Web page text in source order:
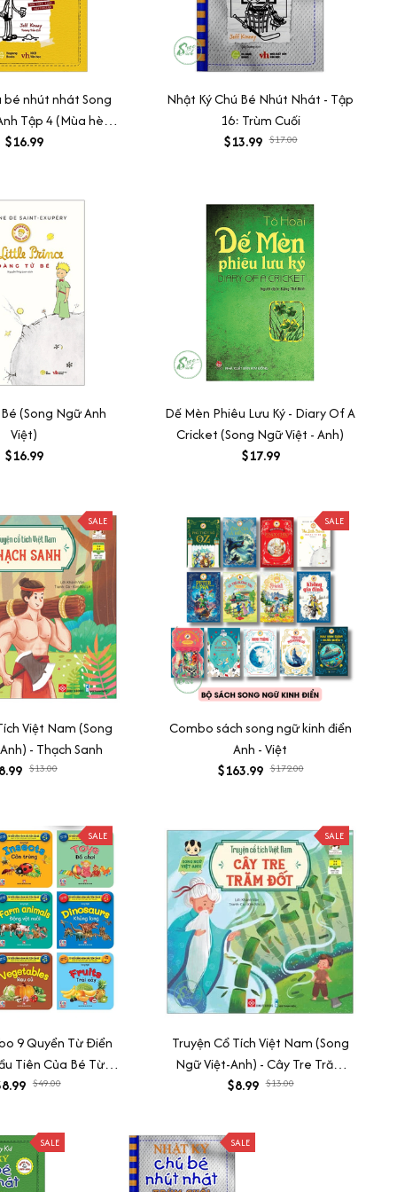
bé nhút nhát Song
Tập 4 (Mùa hè
vời)
$16.99
Nhật Ký Chú Bé Nhút Nhát - Tập
16: Trùm Cuối
$13.99 $17.00
(Song Ngữ Anh
Việt)
$16.99
Dế Mèn Phiêu Lưu Ký - Diary Of A
Cricket (Song Ngữ Việt - Anh)
$17.99
SALE
Việt Nam (Song
- Thạch Sanh
$13.00
SALE
Combo sách song ngữ kinh điển
Anh - Việt
$163.99 $172.00
SALE
9 Quyển Từ Điển
Tiên Của Bé Từ 0-
Ngữ Anh- Việt
$49.00
SALE
Truyện Cổ Tích Việt Nam (Song
Ngữ Việt-Anh) - Cây Tre Trăm
Đốt
$8.99 $13.00
SALE SALE